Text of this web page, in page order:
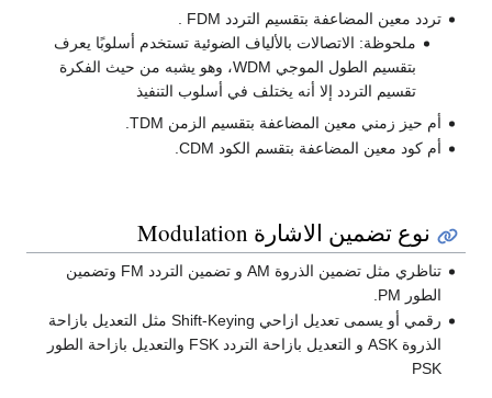
تردد معين المضاعفة بتقسيم التردد FDM .
ملحوظة: الاتصالات بالألياف الضوئية تستخدم أسلوبًا يعرف
بتقسيم الطول الموجي WDM، وهو يشبه من حيث الفكرة
تقسيم التردد إلا أنه يختلف في أسلوب التنفيذ
أم حيز زمني معين المضاعفة بتقسيم الزمن TDM.
أم كود معين المضاعفة بتقسم الكود CDM.
نوع تضمين الاشارة Modulation
تناظري مثل تضمين الذروة AM و تضمين التردد FM وتضمين
الطور PM.
رقمي أو يسمى تعديل ازاحي Shift-Keying مثل التعديل بازاحة
الذروة ASK و التعديل بازاحة التردد FSK والتعديل بازاحة الطور
PSK